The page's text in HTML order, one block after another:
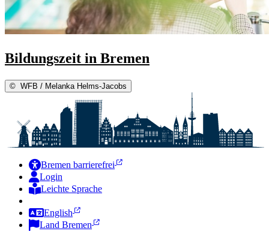
Bildungszeit in Bremen
© WFB / Melanka Helms-Jacobs
Bremen barrierefrei
Login
Leichte Sprache
English
Land Bremen